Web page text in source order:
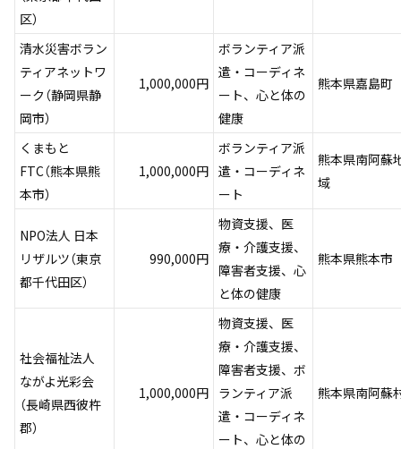
区）
清水災害ボラン
ティアネットワ
ーク（静岡県静
岡市）
1,000,000円
ボランティア派
遣・コーディネ
ート、心と体の
健康
熊本県嘉島町
くまもと
FTC（熊本県熊
本市）
1,000,000円
ボランティア派
遣・コーディネ
ート
熊本県南阿蘇
域
NPO法人 日本
リザルツ（東京
都千代田区）
990,000円
物資支援、医
療・介護支援、
障害者支援、心
と体の健康
熊本県熊本市
社会福祉法人
ながよ光彩会
（長崎県西彼杵
郡）
1,000,000円
物資支援、医
療・介護支援、
障害者支援、ボ
ランティア派
遣・コーディネ
ート、心と体の
熊本県南阿蘇